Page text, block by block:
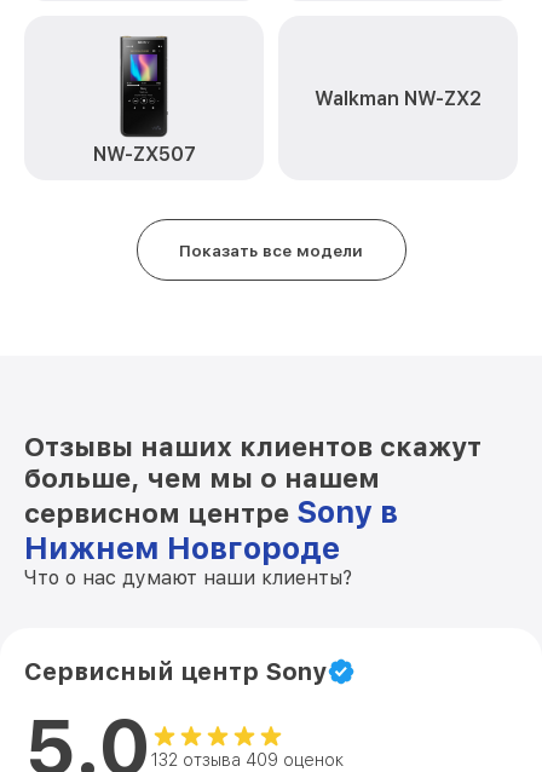
NW-ZX507
Walkman NW-ZX2
Показать все модели
Отзывы наших клиентов скажут
больше, чем мы о нашем
сервисном центре Sony в
Нижнем Новгороде
Что о нас думают наши клиенты?
Сервисный центр Sony
5.0 132 отзыва 409 оценок